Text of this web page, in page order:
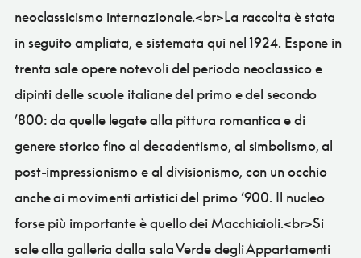
neoclassicismo internazionale.<br>La raccolta è stata
in seguito ampliata, e sistemata qui nel 1924. Espone in
trenta sale opere notevoli del periodo neoclassico e
dipinti delle scuole italiane del primo e del secondo
’800: da quelle legate alla pittura romantica e di
genere storico fino al decadentismo, al simbolismo, al
post-impressionismo e al divisionismo, con un occhio
anche ai movimenti artistici del primo ’900. Il nucleo
forse più importante è quello dei Macchiaioli.<br>Si
sale alla galleria dalla sala Verde degli Appartamenti